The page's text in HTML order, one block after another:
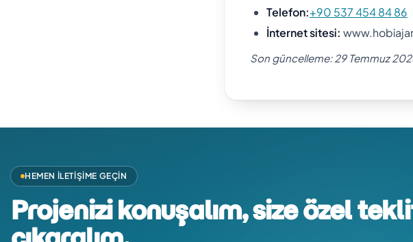
Telefon:+90 537 454 84 86
İnternet sitesi:
Son güncelleme: 29 Temmuz
HEMEN İLETIŞIME GEÇIN
Projenizi konuşalım, size özel